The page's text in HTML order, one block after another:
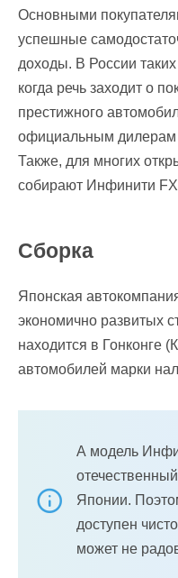
Основными
успешные
доходы. В России
когда речь заходит о
престижного
официальным дилерам
Также, для многих
собирают Инфинити
Сборка
Японская
экономично развитых
находится в Гонконге
автомобилей марки
А модель
Японии.
доступен
может не